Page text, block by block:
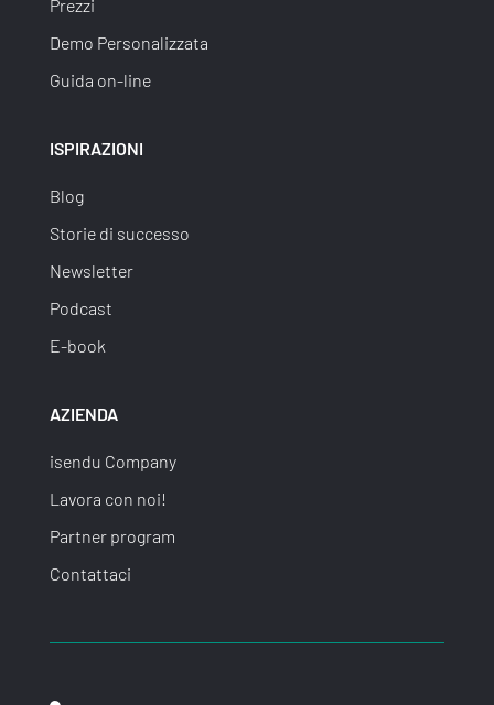
Prezzi
Demo Personalizzata
Guida on-line
ISPIRAZIONI
Blog
Storie di successo
Newsletter
Podcast
E-book
AZIENDA
isendu Company
Lavora con noi!
Partner program
Contattaci